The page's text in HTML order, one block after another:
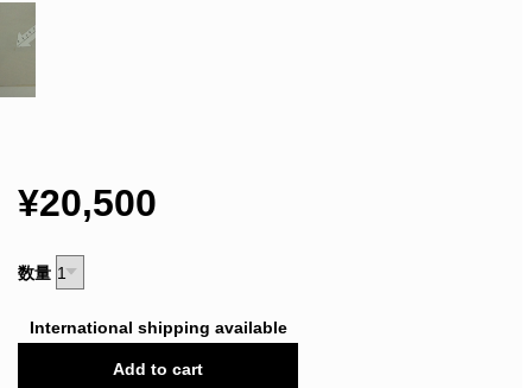
¥20,500
数量
International shipping available
Add to cart